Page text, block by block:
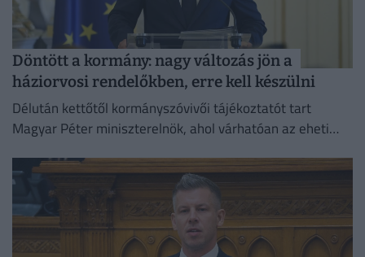
Döntött a kormány: nagy változás jön a
háziorvosi rendelőkben, erre kell készülni
Délután kettőtől kormányszóvivői tájékoztatót tart
Magyar Péter miniszterelnök, ahol várhatóan az eheti
kerül a fókuszba.